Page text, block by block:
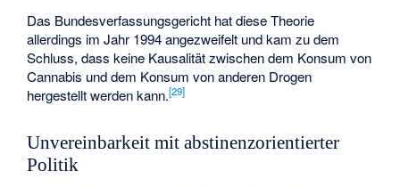
Das Bundesverfassungsgericht hat diese Theorie
allerdings im Jahr 1994 angezweifelt und kam zu dem
Schluss, dass keine Kausalität zwischen dem Konsum von
Cannabis und dem Konsum von anderen Drogen
hergestellt werden kann.[29]
Unvereinbarkeit mit abstinenzorientierter
Politik